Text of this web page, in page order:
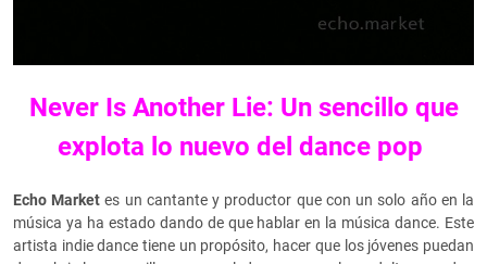
Never Is Another Lie: Un sencillo que
explota lo nuevo del dance pop
Echo Marketes un cantante y productor que con un solo año en la
música ya ha estado dando de que hablar en la música dance. Este
artista indie dance tiene un propósito, hacer que los jóvenes puedan